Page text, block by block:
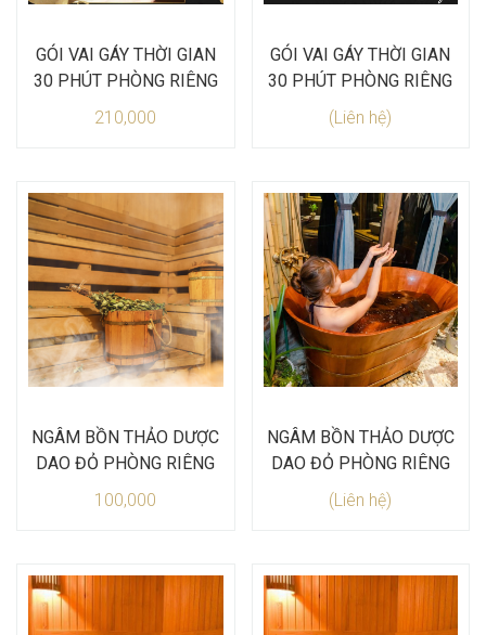
GÓI VAI GÁY THỜI GIAN
30 PHÚT PHÒNG RIÊNG
210,000
GÓI VAI GÁY THỜI GIAN
30 PHÚT PHÒNG RIÊNG
(Liên hệ)
NGÂM BỒN THẢO DƯỢC
DAO ĐỎ PHÒNG RIÊNG
100,000
NGÂM BỒN THẢO DƯỢC
DAO ĐỎ PHÒNG RIÊNG
(Liên hệ)